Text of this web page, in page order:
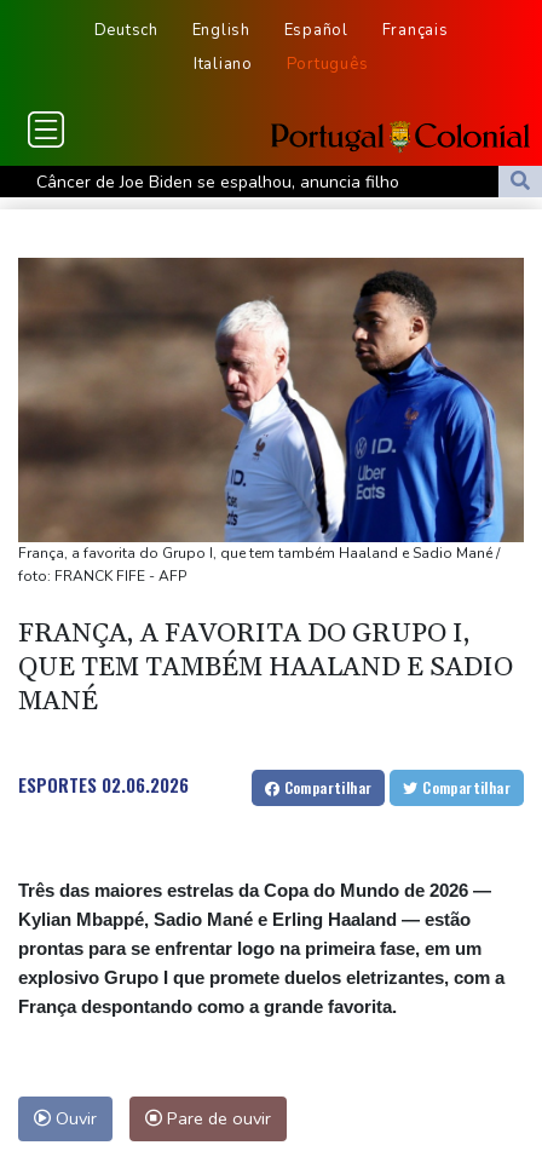
Deutsch English Español
Français
Italiano
Português
Câncer de Joe Biden se espalhou, anuncia filho
MP do Equador acusa sete supostos idealizadores do
Fifa contra-ataca e denuncia 'um esforço orquestrado para minar
seu presidente'
Turistas da Colômbia morrem em acidente de helicóptero no Rio
Atentados marcam primeiro dia do novo governo na Colômbia
Swiatek vence Kostyuk de virada e avança às quartas de final
Turistas da Colômbia morrem em acidente de helicóptero no Rio
(imprensa)
migratória
Após renovar com Real Madrid, Vini joga com braçadeira de
capitão na vitória sobre o Ferencvaros
França, a favorita do Grupo I, que tem também Haaland e Sadio Mané /
foto: FRANCK FIFE - AFP
FRANÇA, A FAVORITA DO GRUPO I,
QUE TEM TAMBÉM HAALAND E SADIO
MANÉ
ESPORTES 02.06.2026 Compartilhar Compartilhar
Três das maiores estrelas da Copa do Mundo de 2026 —
Kylian Mbappé, Sadio Mané e Erling Haaland — estão
prontas para se enfrentar logo na primeira fase, em um
explosivo Grupo I que promete duelos eletrizantes, com a
França despontando como a grande favorita.
Ouvir Pare de ouvir